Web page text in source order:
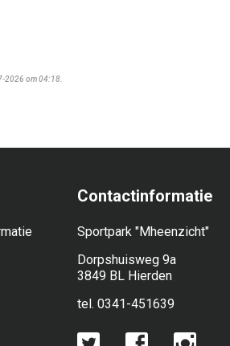
2026 om 04:18.
Contactinformatie
Sportpark "Mheenzicht"
Dorpshuisweg 9a
3849 BL Hierden
tel. 0341-451639